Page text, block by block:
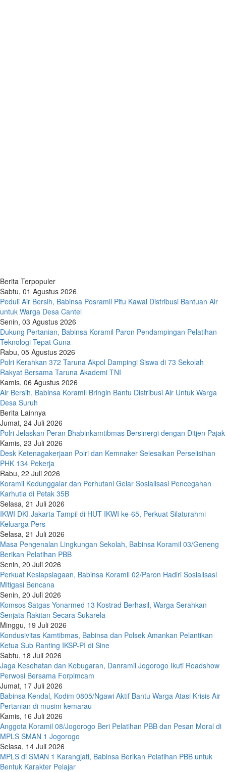
Berita Terpopuler
Sabtu, 01 Agustus 2026
Peduli Air Bersih, Babinsa Posramil Pitu Kawal Distribusi Bantuan Air
untuk Warga Desa Cantel
Senin, 03 Agustus 2026
Dukung Pertanian, Babinsa Koramil Paron Pendampingan Pelatihan
Teknologi Tepat Guna
Rabu, 05 Agustus 2026
Polri Kerahkan 372 Taruna Akpol Dampingi Siswa di 73 Sekolah
Rakyat Bersama Taruna Akademi TNI
Kamis, 06 Agustus 2026
Air Bersih, Babinsa Koramil Bringin Bantu Distribusi Air Untuk Warga
Desa Suruh
Berita Lainnya
Jumat, 24 Juli 2026
Polri Jelaskan Peran Bhabinkamtibmas Bersinergi dengan Ditjen Pajak
Kamis, 23 Juli 2026
Desk Ketenagakerjaan Polri dan Kemnaker Selesaikan Perselisihan
PHK 134 Pekerja
Rabu, 22 Juli 2026
Koramil Kedunggalar dan Perhutani Gelar Sosialisasi Pencegahan
Karhutla di Petak 35B
Selasa, 21 Juli 2026
IKWI DKI Jakarta Tampil di HUT IKWI ke-65, Perkuat Silaturahmi
Keluarga Pers
Selasa, 21 Juli 2026
Masa Pengenalan Lingkungan Sekolah, Babinsa Koramil 03/Geneng
Berikan Pelatihan PBB
Senin, 20 Juli 2026
Perkuat Kesiapsiagaan, Babinsa Koramil 02/Paron Hadiri Sosialisasi
Mitigasi Bencana
Senin, 20 Juli 2026
Komsos Satgas Yonarmed 13 Kostrad Berhasil, Warga Serahkan
Senjata Rakitan Secara Sukarela
Minggu, 19 Juli 2026
Kondusivitas Kamtibmas, Babinsa dan Polsek Amankan Pelantikan
Ketua Sub Ranting IKSP-PI di Sine
Sabtu, 18 Juli 2026
Jaga Kesehatan dan Kebugaran, Danramil Jogorogo Ikuti Roadshow
Perwosi Bersama Forpimcam
Jumat, 17 Juli 2026
Babinsa Kendal, Kodim 0805/Ngawi Aktif Bantu Warga Atasi Krisis Air
Pertanian di musim kemarau
Kamis, 16 Juli 2026
Anggota Koramil 08/Jogorogo Beri Pelatihan PBB dan Pesan Moral di
MPLS SMAN 1 Jogorogo
Selasa, 14 Juli 2026
MPLS di SMAN 1 Karangjati, Babinsa Berikan Pelatihan PBB untuk
Bentuk Karakter Pelajar